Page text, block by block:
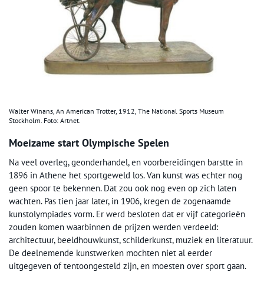
Walter Winans, An American Trotter, 1912, The National Sports Museum
Stockholm. Foto: Artnet.
Moeizame start Olympische Spelen
Na veel overleg, geonderhandel, en voorbereidingen barstte in
1896 in Athene het sportgeweld los. Van kunst was echter nog
geen spoor te bekennen. Dat zou ook nog even op zich laten
wachten. Pas tien jaar later, in 1906, kregen de zogenaamde
kunstolympiades vorm. Er werd besloten dat er vijf categorieën
zouden komen waarbinnen de prijzen werden verdeeld:
architectuur, beeldhouwkunst, schilderkunst, muziek en literatuur.
De deelnemende kunstwerken mochten niet al eerder
uitgegeven of tentoongesteld zijn, en moesten over sport gaan.